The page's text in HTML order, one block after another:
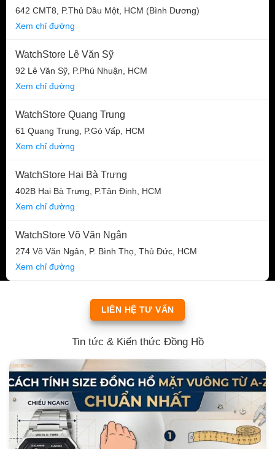
642 CMT8, P.Thủ Dầu Một, HCM (Bình Dương)
Xem chỉ đường
WatchStore Lê Văn Sỹ
92 Lê Văn Sỹ, P.Phú Nhuận, HCM
Xem chỉ đường
WatchStore Quang Trung
61 Quang Trung, P.Gò Vấp, HCM
Xem chỉ đường
WatchStore Hai Bà Trưng
402B Hai Bà Trưng, P.Tân Định, HCM
Xem chỉ đường
WatchStore Võ Văn Ngân
274 Võ Văn Ngân, P. Bình Thọ, Thủ Đức, HCM
Xem chỉ đường
LIÊN HỆ TƯ VẤN
Tin tức & Kiến thức Đồng Hồ